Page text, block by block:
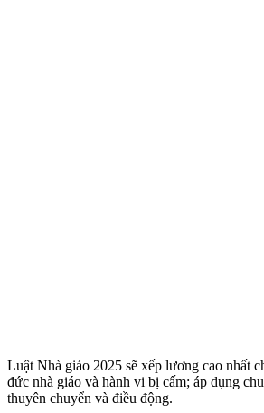
Luật Nhà giáo 2025 sẽ xếp lương cao nhất
đức nhà giáo và hành vi bị cấm; áp dụng
thuyên chuyển và điều động.